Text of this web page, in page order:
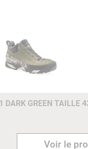
DARK GREEN TAILLE
Voir le